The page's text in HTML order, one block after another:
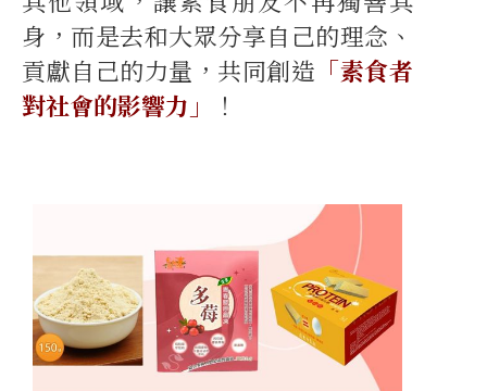
身，而是去和大眾分享自己的理念、
貢獻自己的力量，共同創造 「素食者
對社會的影響力」
！